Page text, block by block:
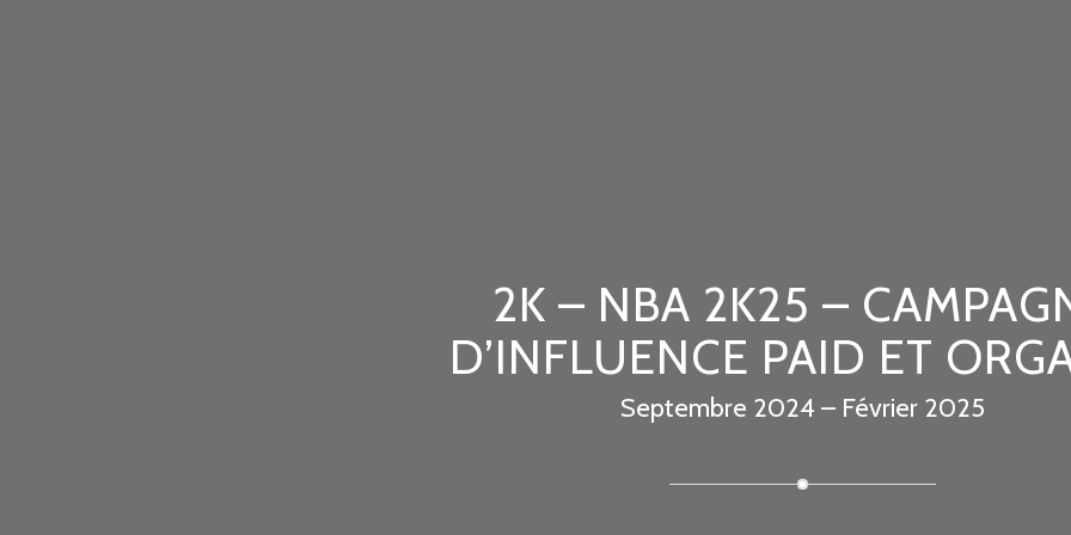
2K – NBA 2K25 –
D’INFLUENCE PAID ET
Septembre 2024 – Février 2025